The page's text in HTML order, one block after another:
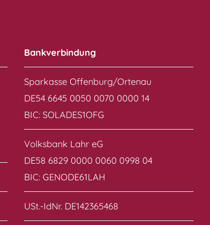
Bankverbindung
Sparkasse Offenburg/Ortenau
DE54 6645 0050 0070 0000 14
BIC: SOLADES1OFG
Volksbank Lahr eG
DE58 6829 0000 0060 0998 04
BIC: GENODE61LAH
USt.-IdNr. DE142365468